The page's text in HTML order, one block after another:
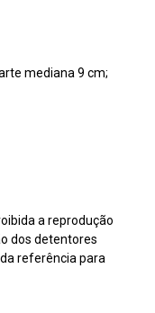
mediana 9 cm;
a reprodução
dos detentores
referência para